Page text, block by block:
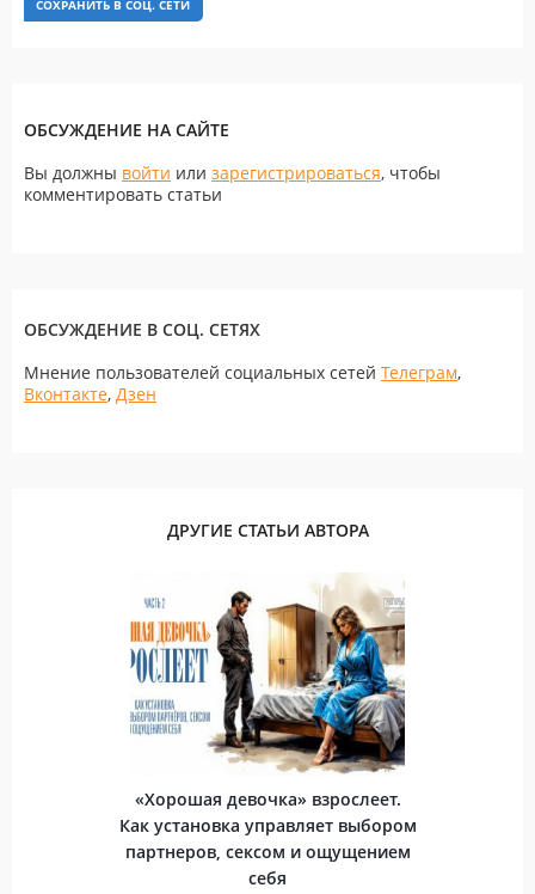
СОХРАНИТЬ В СОЦ. СЕТИ
ОБСУЖДЕНИЕ НА САЙТЕ
Вы должны войти или зарегистрироваться, чтобы
комментировать статьи
ОБСУЖДЕНИЕ В СОЦ. СЕТЯХ
Мнение пользователей социальных сетей Телеграм,
Вконтакте, Дзен
ДРУГИЕ СТАТЬИ АВТОРА
«Хорошая девочка» взрослеет.
Как установка управляет выбором
партнеров, сексом и ощущением
себя